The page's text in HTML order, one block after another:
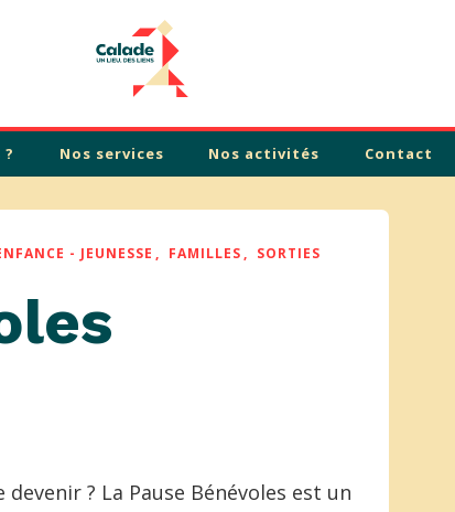
Nos services Nos activités Contact
- JEUNESSE FAMILLES SORTIES
? La Pause Bénévoles est un